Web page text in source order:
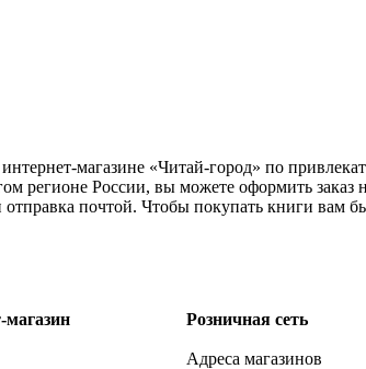
магазине «Читай-город» по
регионе России, вы можете оформить
отправка почтой. Чтобы покупать книги
магазин Розничная сеть
Адреса магазинов